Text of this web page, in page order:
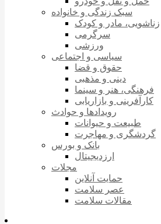
سبک زندگی و خانواده
زناشویی، مادر و کودک
سرگرمی
ورزشی
سیاسی و اجتماعی
حقوق و قضا
دینی و مذهبی
فرهنگی، هنر و سینما
کارآفرینی و بازاریابی
رویدادها و حوادث
طبیعت و حیوانات
گردشگری و مهاجرت
بانک و بورس
ارزدیجیتال
مجلات
حمایت آنلاین
عصر سلامت
مقالات سلامت